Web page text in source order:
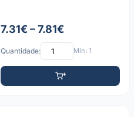
7.31€ – 7.81€
Quantidade: Mín: 1